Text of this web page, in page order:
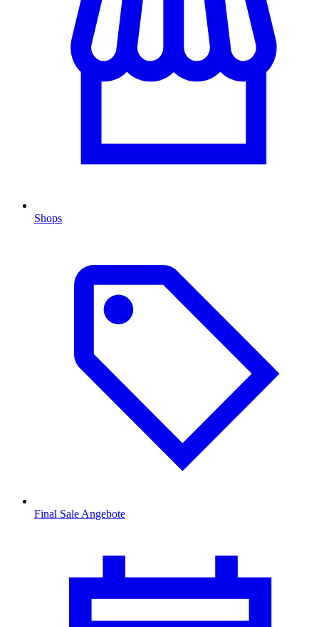
Shops
Final Sale Angebote